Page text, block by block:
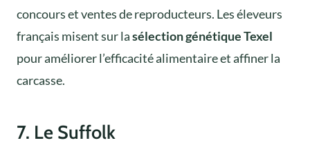
concours et ventes de reproducteurs. Les éleveurs
français misent sur lasélection génétique Texel
pour améliorer l’efficacité alimentaire et affiner la
carcasse.
7. Le Suffolk